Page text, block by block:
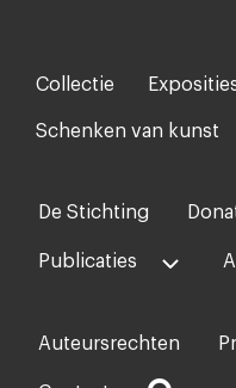
Footer-
menu
Collectie
Schenken van kunst
Voet
midden
De Stichting
Publicaties
Voet
rechts
Auteursrechten